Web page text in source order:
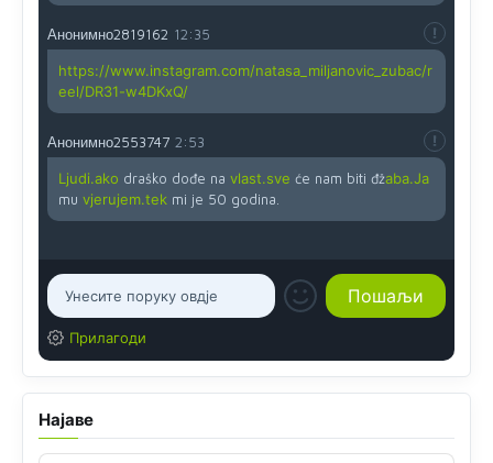
Анонимно2819162 12:35
https://www.instagram.com/natasa_miljanovic_zubac/r
eel/DR31-w4DKxQ/
Анонимно2553747 2:53
Ljudi.ako draško dođe na vlast.sve će nam biti đžaba.Ja
mu vjerujem.tek mi je 50 godina.
Прилагоди
Најаве